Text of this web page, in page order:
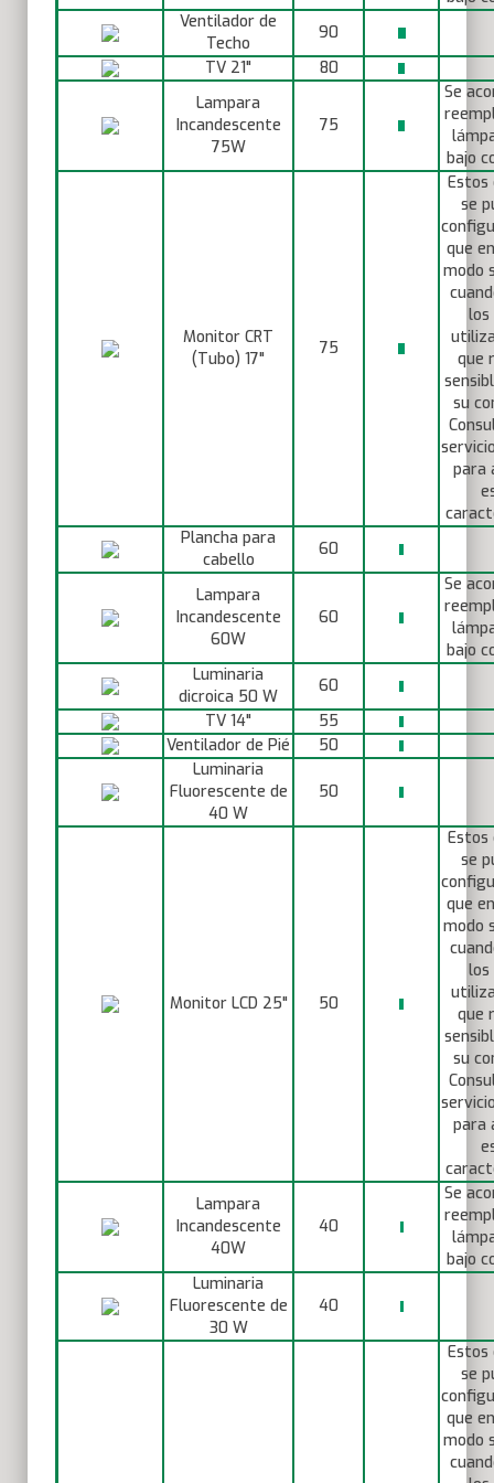
Ventilador de
Techo
90
TV 21"
80
Lampara
Incandescente
75W
75
Se
bajo
Monitor CRT
(Tubo) 17"
75
Estos
se
que
modo
los
que
su
para
Plancha para
cabello
60
Lampara
Incandescente
60W
60
Se
bajo
Luminaria
dicroica 50 W
60
TV 14"
55
Ventilador de Pié
50
Luminaria
Fluorescente de
40 W
50
Monitor LCD 25" 50
Estos
se
que
modo
los
que
su
para
Lampara
Incandescente
40W
40
Se
bajo
Luminaria
Fluorescente de
30 W
40
Estos
se
que
modo